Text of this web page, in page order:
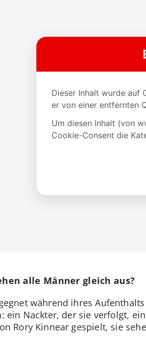
alle Männer gleich aus?
während ihres
ein Nackter, der sie verfolgt,
Rory Kinnear gespielt, sie